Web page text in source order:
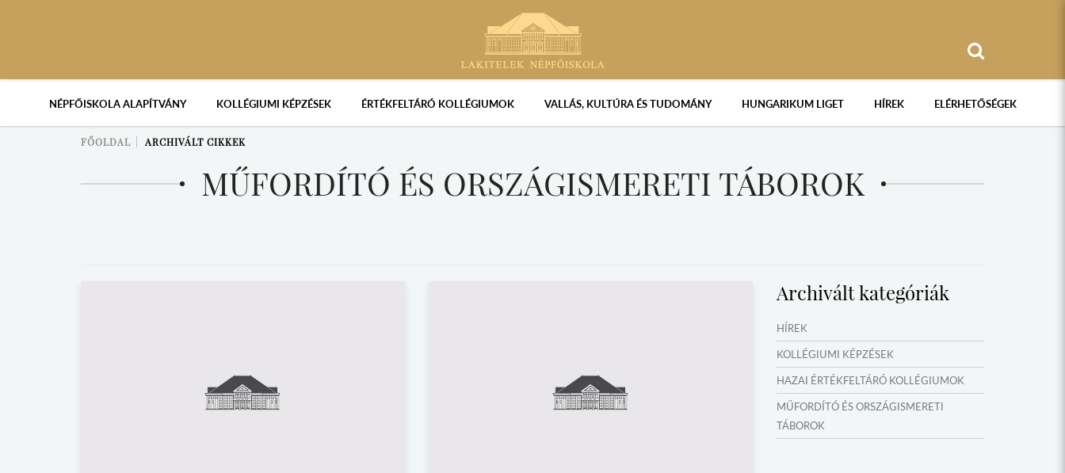
NÉPFŐISKOLA ALAPÍTVÁNY KOLLÉGIUMI KÉPZÉSEK ÉRTÉKFELTÁRÓ KOLLÉGIUMOK VALLÁS, KULTÚRA ÉS TUDOMÁNY HUNGARIKUM LIGET HÍREK ELÉRHETŐSÉGEK
FŐOLDAL ARCHIVÁLT CIKKEK
MŰFORDÍTÓ ÉS ORSZÁGISMERETI TÁBOROK
Archivált kategóriák
HÍREK
KOLLÉGIUMI KÉPZÉSEK
HAZAI ÉRTÉKFELTÁRÓ KOLLÉGIUMOK
MŰFORDÍTÓ ÉS ORSZÁGISMERETI
TÁBOROK